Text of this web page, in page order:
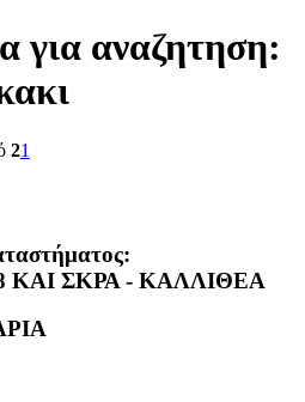
για αναζητηση:
21
ΣΚΡΑ - ΚΑΛΛΙΘΕΑ